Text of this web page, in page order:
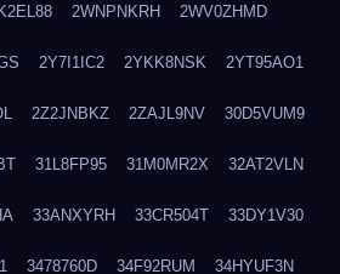
2WNPNKRH 2WV0ZHMD
2Y7I1IC2 2YKK8NSK 2YT95AO1
2Z2JNBKZ 2ZAJL9NV 30D5VUM9
31L8FP95 31M0MR2X 32AT2VLN
33ANXYRH 33CR504T 33DY1V30
3478760D 34F92RUM 34HYUF3N